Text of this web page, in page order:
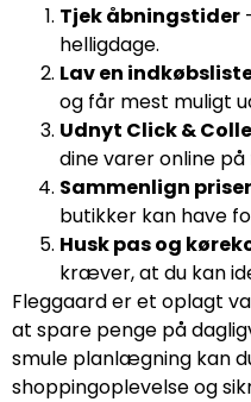
Tjek åbningstider
helligdage.
Lav en
og får mest muligt
Udnyt Click &
dine varer online på
Sammenlign priser
butikker kan have
Husk pas og
kræver, at du kan
Fleggaard er et oplagt
at spare penge på
smule planlægning kan
shoppingoplevelse og